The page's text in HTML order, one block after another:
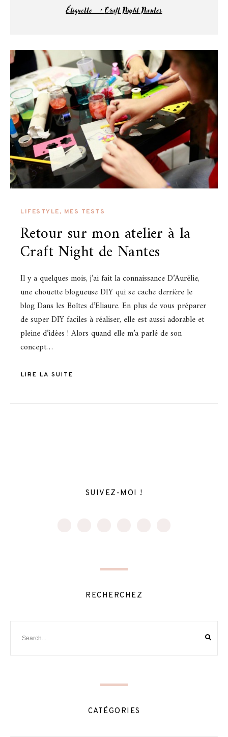
Étiquette :Craft Night Nantes
LIFESTYLE, MES TESTS
Retour sur mon atelier à la
Craft Night de Nantes
Il y a quelques mois, j’ai fait la connaissance D’Aurélie,
une chouette blogueuse DIY qui se cache derrière le
blog Dans les Boîtes d’Eliaure. En plus de vous préparer
de super DIY faciles à réaliser, elle est aussi adorable et
pleine d’idées ! Alors quand elle m’a parlé de son
concept…
LIRE LA SUITE
SUIVEZ-MOI !
RECHERCHEZ
CATÉGORIES